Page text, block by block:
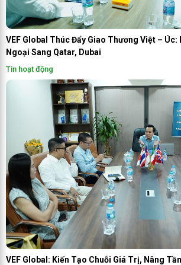
VEF Global Thúc Đẩy Giao Thương Việt – Úc:
Ngoại Sang Qatar, Dubai
Tin hoạt động
VEF Global: Kiến Tạo Chuỗi Giá Trị, Nâng